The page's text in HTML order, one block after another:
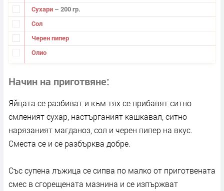
Сухари – 200 гр.
Сол
Черен пипер
Олио
Начин на приготвяне
Яйцата се разбиват и към тях се прибавят ситно
смленият сухар, настърганият кашкавал, ситно
нарязаният магданоз, сол и черен пипер на вкус.
Сместа се и се разбърква добре.
Със супена лъжица се сипва по малко от приготвената
смес в сгорещената мазнина и се изпържват